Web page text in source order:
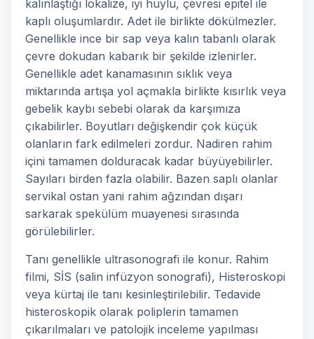
kalınlaştığı lokalize, iyi huylu, çevresi epitel ile
kaplı oluşumlardır. Adet ile birlikte dökülmezler.
Genellikle ince bir sap veya kalın tabanlı olarak
çevre dokudan kabarık bir şekilde izlenirler.
Genellikle adet kanamasının sıklık veya
miktarında artışa yol açmakla birlikte kısırlık veya
gebelik kaybı sebebi olarak da karşımıza
çıkabilirler. Boyutları değişkendir çok küçük
olanların fark edilmeleri zordur. Nadiren rahim
içini tamamen dolduracak kadar büyüyebilirler.
Sayıları birden fazla olabilir. Bazen saplı olanlar
servikal ostan yani rahim ağzından dışarı
sarkarak spekülüm muayenesi sırasında
görülebilirler.
Tanı genellikle ultrasonografi ile konur. Rahim
filmi, SİS (salin infüzyon sonografi), Histeroskopi
veya kürtaj ile tanı kesinleştirilebilir. Tedavide
histeroskopik olarak poliplerin tamamen
çıkarılmaları ve patolojik inceleme yapılması